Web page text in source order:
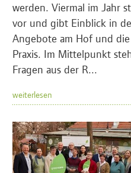
werden. Viermal im Jahr
vor und gibt Einblick in
Angebote am Hof und
Praxis. Im Mittelpunkt
Fragen aus der R...
weiterlesen